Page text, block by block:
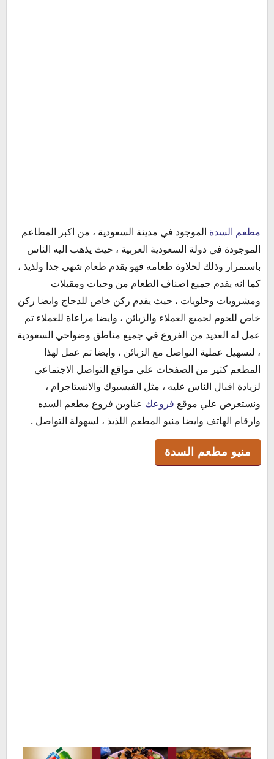
منيو مطعم السدة
مدفون السدة
السلطات الرائعة /
ركن الحلوي /
المشروبات /
مندى السدة
ركن اللحم الخاص /
وجبات مطعم السدة
اسعار مطعم السدة
فروع مطعم السدة
فروع مطعم السدة الرياض
فروع مطعم السدة جدة
مواعيد عمل مطعم السدة
رقم مطعم السدة
مطعم السدة الموجود في مدينة السعودية ، من اكبر المطاعم
الموجودة في دولة السعودية العربية ، حيث يذهب اليه الناس
باستمرار وذلك لحلاوة طعامه فهو يقدم طعام شهي جدا ولذيذ ،
كما انه يقدم جميع اصناف الطعام من وجبات ومقبلات
ومشروبات وحلويات ، حيث يقدم ركن خاص للدجاج وايضا ركن
خاص للحوم لجميع العملاء والزبائن ، وايضا مراعاة للعملاء تم
عمل له العديد من الفروع في جميع مناطق وضواحي السعودية
، لتسهيل عملية التواصل مع الزبائن ، وايضا تم عمل لهذا
المطعم كثير من الصفحات علي مواقع التواصل الاجتماعي
لزيادة اقبال الناس عليه ، مثل الفيسبوك والانستاجرام ،
ونستعرض علي موقع فروعك عناوين فروع مطعم السده
وارقام الهاتف وايضا منيو المطعم اللذيذ ، لسهولة التواصل .
منيو مطعم السدة